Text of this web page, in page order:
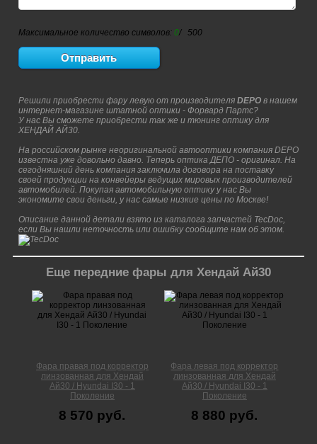
Максимальное количество символов: 0/ 500
Решили приобрести фару левую от производителя DEPOв нашем
интернет-магазине штатной оптики - Форвард Партс?
У нас Вы сможете приобрести так же и тюнинг оптику для
ХЕНДАЙ АЙ30.
На российском рынке неоригинальной автооптики компания DEPO
известна уже довольно давно. Теперь оптика ДЕПО - оригинал. На
сегодняшний день компания заключила договора на поставку
своей продукции на конвейеры ведущих мировых производителей
автомобилей. Покупая автомобильную оптику у нас Вы
экономите свои деньги, у нас самые низкие цены по Москве!
Описание данной детали взято из каталога запчастей TecDoc,
если Вы нашли неточность или ошибку сообщите нам об этом.
Еще передние фары для Хендай Ай30
Фара правая под корректор
линзованная для Хендай
Ай30 / Hyundai I30 - 1
Поколение
8 570 руб.
Фара левая под корректор
линзованная для Хендай
Ай30 / Hyundai I30 - 1
Поколение
8 880 руб.